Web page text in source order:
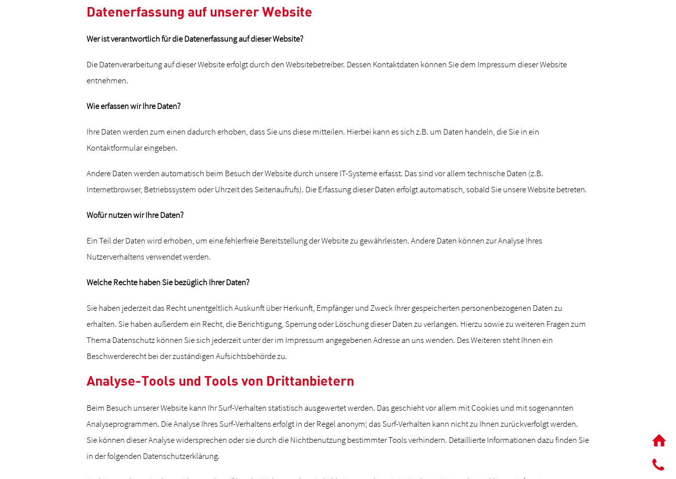
Datenerfassung auf unserer Website
Wer ist verantwortlich für die Datenerfassung auf dieser Website?
Die Datenverarbeitung auf dieser Website erfolgt durch den Websitebetreiber. Dessen Kontaktdaten können Sie dem Impressum dieser Website
entnehmen.
Wie erfassen wir Ihre Daten?
Ihre Daten werden zum einen dadurch erhoben, dass Sie uns diese mitteilen. Hierbei kann es sich z.B. um Daten handeln, die Sie in ein
Kontaktformular eingeben.
Andere Daten werden automatisch beim Besuch der Website durch unsere IT-Systeme erfasst. Das sind vor allem technische Daten (z.B.
Internetbrowser, Betriebssystem oder Uhrzeit des Seitenaufrufs). Die Erfassung dieser Daten erfolgt automatisch, sobald Sie unsere Website betreten.
Wofür nutzen wir Ihre Daten?
Ein Teil der Daten wird erhoben, um eine fehlerfreie Bereitstellung der Website zu gewährleisten. Andere Daten können zur Analyse Ihres
Nutzerverhaltens verwendet werden.
Welche Rechte haben Sie bezüglich Ihrer Daten?
Sie haben jederzeit das Recht unentgeltlich Auskunft über Herkunft, Empfänger und Zweck Ihrer gespeicherten personenbezogenen Daten zu
erhalten. Sie haben außerdem ein Recht, die Berichtigung, Sperrung oder Löschung dieser Daten zu verlangen. Hierzu sowie zu weiteren Fragen zum
Thema Datenschutz können Sie sich jederzeit unter der im Impressum angegebenen Adresse an uns wenden. Des Weiteren steht Ihnen ein
Beschwerderecht bei der zuständigen Aufsichtsbehörde zu.
Analyse-Tools und Tools von Drittanbietern
Beim Besuch unserer Website kann Ihr Surf-Verhalten statistisch ausgewertet werden. Das geschieht vor allem mit Cookies und mit sogenannten
Analyseprogrammen. Die Analyse Ihres Surf-Verhaltens erfolgt in der Regel anonym; das Surf-Verhalten kann nicht zu Ihnen zurückverfolgt werden.
Sie können dieser Analyse widersprechen oder sie durch die Nichtbenutzung bestimmter Tools verhindern. Detaillierte Informationen dazu finden Sie
in der folgenden Datenschutzerklärung.